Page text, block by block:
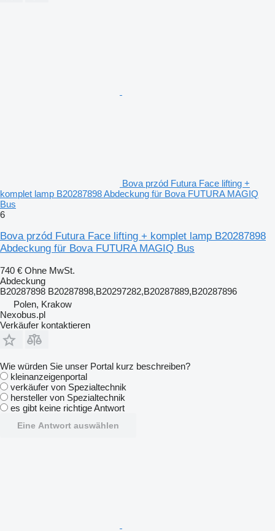
Bova przód Futura Face lifting +
komplet lamp B20287898 Abdeckung für Bova FUTURA MAGIQ
Bus
6
Bova przód Futura Face lifting + komplet lamp B20287898
Abdeckung für Bova FUTURA MAGIQ Bus
740 € Ohne MwSt.
Abdeckung
B20287898 B20287898,B20297282,B20287889,B20287896
Polen, Krakow
Nexobus.pl
Verkäufer kontaktieren
Wie würden Sie unser Portal kurz beschreiben?
kleinanzeigenportal
verkäufer von Spezialtechnik
hersteller von Spezialtechnik
es gibt keine richtige Antwort
Eine Antwort auswählen